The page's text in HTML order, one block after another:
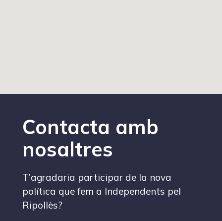
Contacta amb
nosaltres
T’agradaria participar de la nova
política que fem a Independents pel
Ripollès?